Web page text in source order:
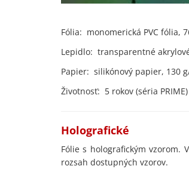
Fólia: monomerická PVC fólia,
Lepidlo: transparentné
Papier: silikónový papier, 130
Životnosť: 5 rokov (séria PRIME)
Fólie s holografickým
rozsah dostupných vzorov.